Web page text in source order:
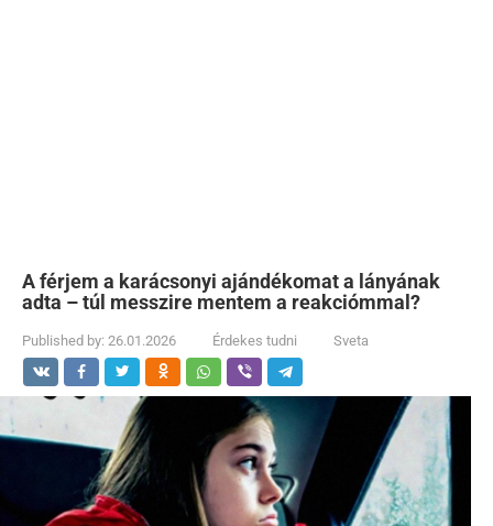
A férjem a karácsonyi ajándékomat a lányának
adta – túl messzire mentem a reakciómmal?
Published by: 26.01.2026 Érdekes tudni Sveta